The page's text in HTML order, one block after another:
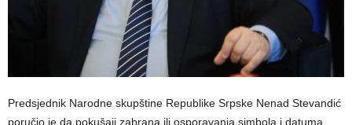
Predsjednik Narodne skupštine Republike Srpske Nenad Stevandić
poručio je da pokušaji zabrana ili osporavanja simbola i datuma